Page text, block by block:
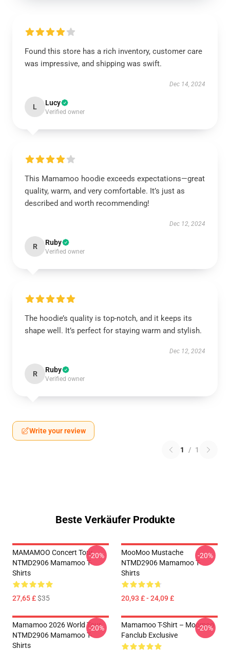
Found this store has a rich inventory, customer care
was impressive, and shipping was swift.
Dec 14, 2024
L Lucy
Verified owner
This Mamamoo hoodie exceeds expectations—great
quality, warm, and very comfortable. It’s just as
described and worth recommending!
Dec 12, 2024
R Ruby
Verified owner
The hoodie’s quality is top-notch, and it keeps its
shape well. It’s perfect for staying warm and stylish.
Dec 12, 2024
R Ruby
Verified owner
Write your review
1 / 1
Beste Verkäufer Produkte
MAMAMOO Concert Tour
NTMD2906 Mamamoo T-
Shirts
27,65 £$35
-20%
MooMoo Mustache
NTMD2906 Mamamoo T-
Shirts
20,93 £ - 24,09 £
-20%
Mamamoo 2026 World Tour
NTMD2906 Mamamoo T-
Shirts
-20%
Mamamoo T-Shirt – Moomoo
Fanclub Exclusive
-20%